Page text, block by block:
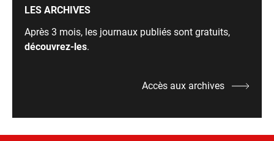
LES ARCHIVES
Après 3 mois, les journaux publiés sont gratuits,
découvrez-les.
Accès aux archives